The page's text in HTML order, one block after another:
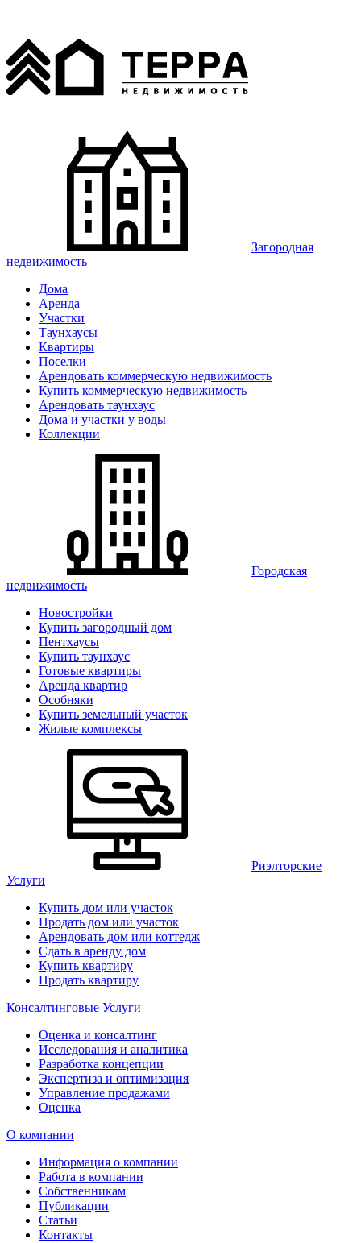
Загородная
недвижимость
Дома
Аренда
Участки
Таунхаусы
Квартиры
Поселки
Арендовать коммерческую недвижимость
Купить коммерческую недвижимость
Арендовать таунхаус
Дома и участки у воды
Коллекции
Городская
недвижимость
Новостройки
Купить загородный дом
Пентхаусы
Купить таунхаус
Готовые квартиры
Аренда квартир
Особняки
Купить земельный участок
Жилые комплексы
Риэлторские
Услуги
Купить дом или участок
Продать дом или участок
Арендовать дом или коттедж
Сдать в аренду дом
Купить квартиру
Продать квартиру
Консалтинговые Услуги
Оценка и консалтинг
Исследования и аналитика
Разработка концепции
Экспертиза и оптимизация
Управление продажами
Оценка
О компании
Информация о компании
Работа в компании
Собственникам
Публикации
Статьи
Контакты